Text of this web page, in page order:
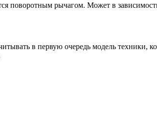
поворотным рычагом. Может в
в первую очередь модель техники,